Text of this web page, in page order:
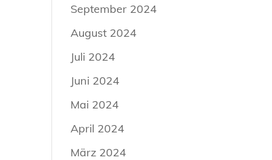
September 2024
August 2024
Juli 2024
Juni 2024
Mai 2024
April 2024
März 2024